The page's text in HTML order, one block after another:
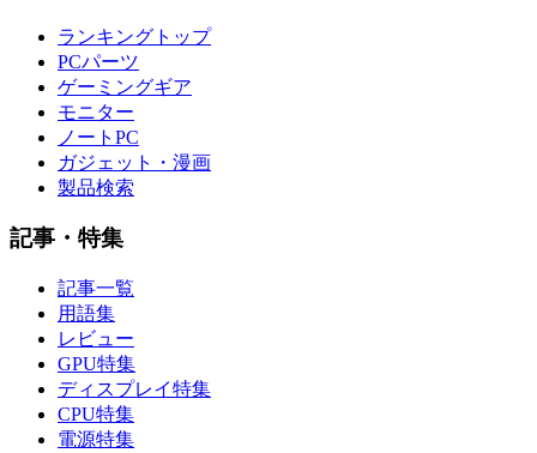
ランキングトップ
PCパーツ
ゲーミングギア
モニター
ノートPC
ガジェット・漫画
製品検索
記事・特集
記事一覧
用語集
レビュー
GPU特集
ディスプレイ特集
CPU特集
電源特集